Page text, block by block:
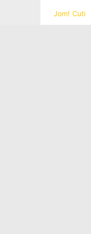
Jom! Cuti